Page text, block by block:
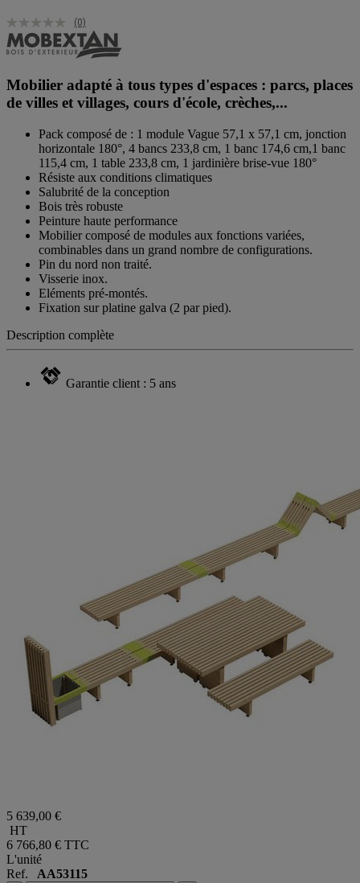
(0)
Mobilier adapté à tous types d'espaces : parcs, places
de villes et villages, cours d'école, crèches,...
Pack composé de : 1 module Vague 57,1 x 57,1 cm, jonction
horizontale 180°, 4 bancs 233,8 cm, 1 banc 174,6 cm,1 banc
115,4 cm, 1 table 233,8 cm, 1 jardinière brise-vue 180°
Résiste aux conditions climatiques
Salubrité de la conception
Bois très robuste
Peinture haute performance
Mobilier composé de modules aux fonctions variées,
combinables dans un grand nombre de configurations.
Pin du nord non traité.
Visserie inox.
Eléments pré-montés.
Fixation sur platine galva (2 par pied).
Description complète
Garantie client : 5 ans
5 639,00 €
HT
6 766,80 € TTC
L'unité
Ref. AA53115